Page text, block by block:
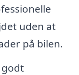
uden at
på bilen.
godt